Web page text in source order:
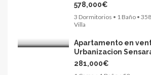
578,000€
3 Dormitorios • 1 Baño • 358
Villa
Apartamento en
Urbanizacion
281,000€